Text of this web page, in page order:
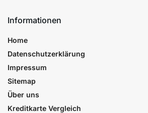
Informationen
Home
Datenschutzerklärung
Impressum
Sitemap
Über uns
Kreditkarte Vergleich